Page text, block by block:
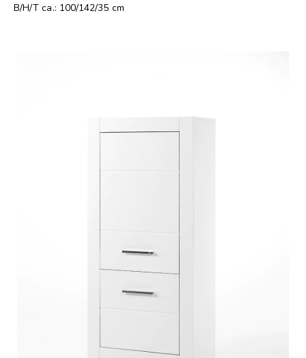
B/H/T ca.: 100/142/35 cm